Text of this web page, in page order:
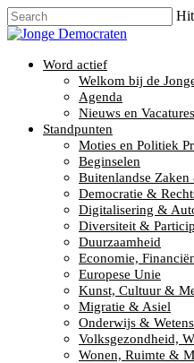
Word actief
Welkom bij de
Agenda
Nieuws en Vacatures
Standpunten
Moties en Politiek
Beginselen
Buitenlandse Zaken
Democratie &
Digitalisering &
Diversiteit &
Duurzaamheid
Economie,
Europese Unie
Kunst, Cultuur &
Migratie & Asiel
Onderwijs &
Volksgezondheid,
Wonen, Ruimte &